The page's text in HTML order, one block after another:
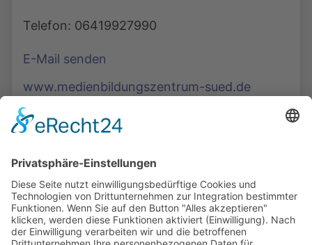
Telefon: 06419927990
E-Mail senden
www.medienbildungszentrum-sued.de
Podcasts, Themen und Informationen.
Entdecken Sie unser Forum für Medien, Bildung
und Demokratie - jederzeit und überall